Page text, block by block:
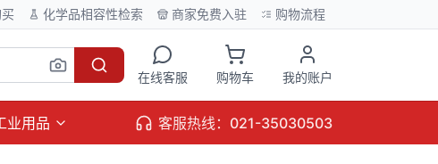
化学品相容性检索 商家免费入驻 购物流程
在线客服 购物车 我的账户
业用品 客服热线：021-35030503